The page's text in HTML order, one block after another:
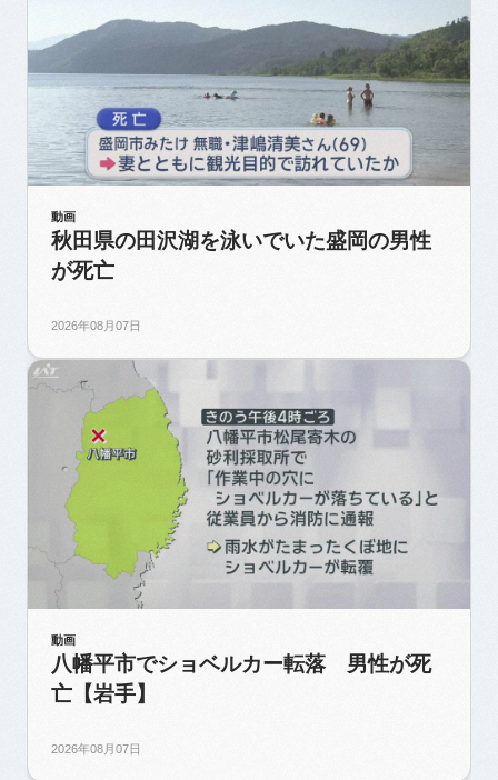
動画
秋田県の田沢湖を泳いでいた盛岡の男性
が死亡
2026年08月07日
動画
八幡平市でショベルカー転落 男性が死
亡【岩手】
2026年08月07日